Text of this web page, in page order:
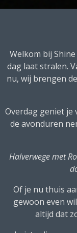
Welkom bij
dag laat stralen.
nu, wij brengen
Overdag geniet je
de avonduren
Halverwege met
Of je nu thuis
gewoon even
altijd dat